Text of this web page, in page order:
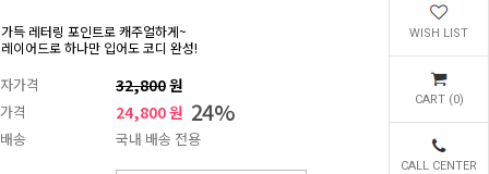
WISH LIST
CART (0)
CALL CENTER
득 레터링 포인트로 캐주얼하게~
이어드로 하나만 입어도 코디 완성!
가격 32,800원
격 24,800 원 24%
송 국내 배송 전용